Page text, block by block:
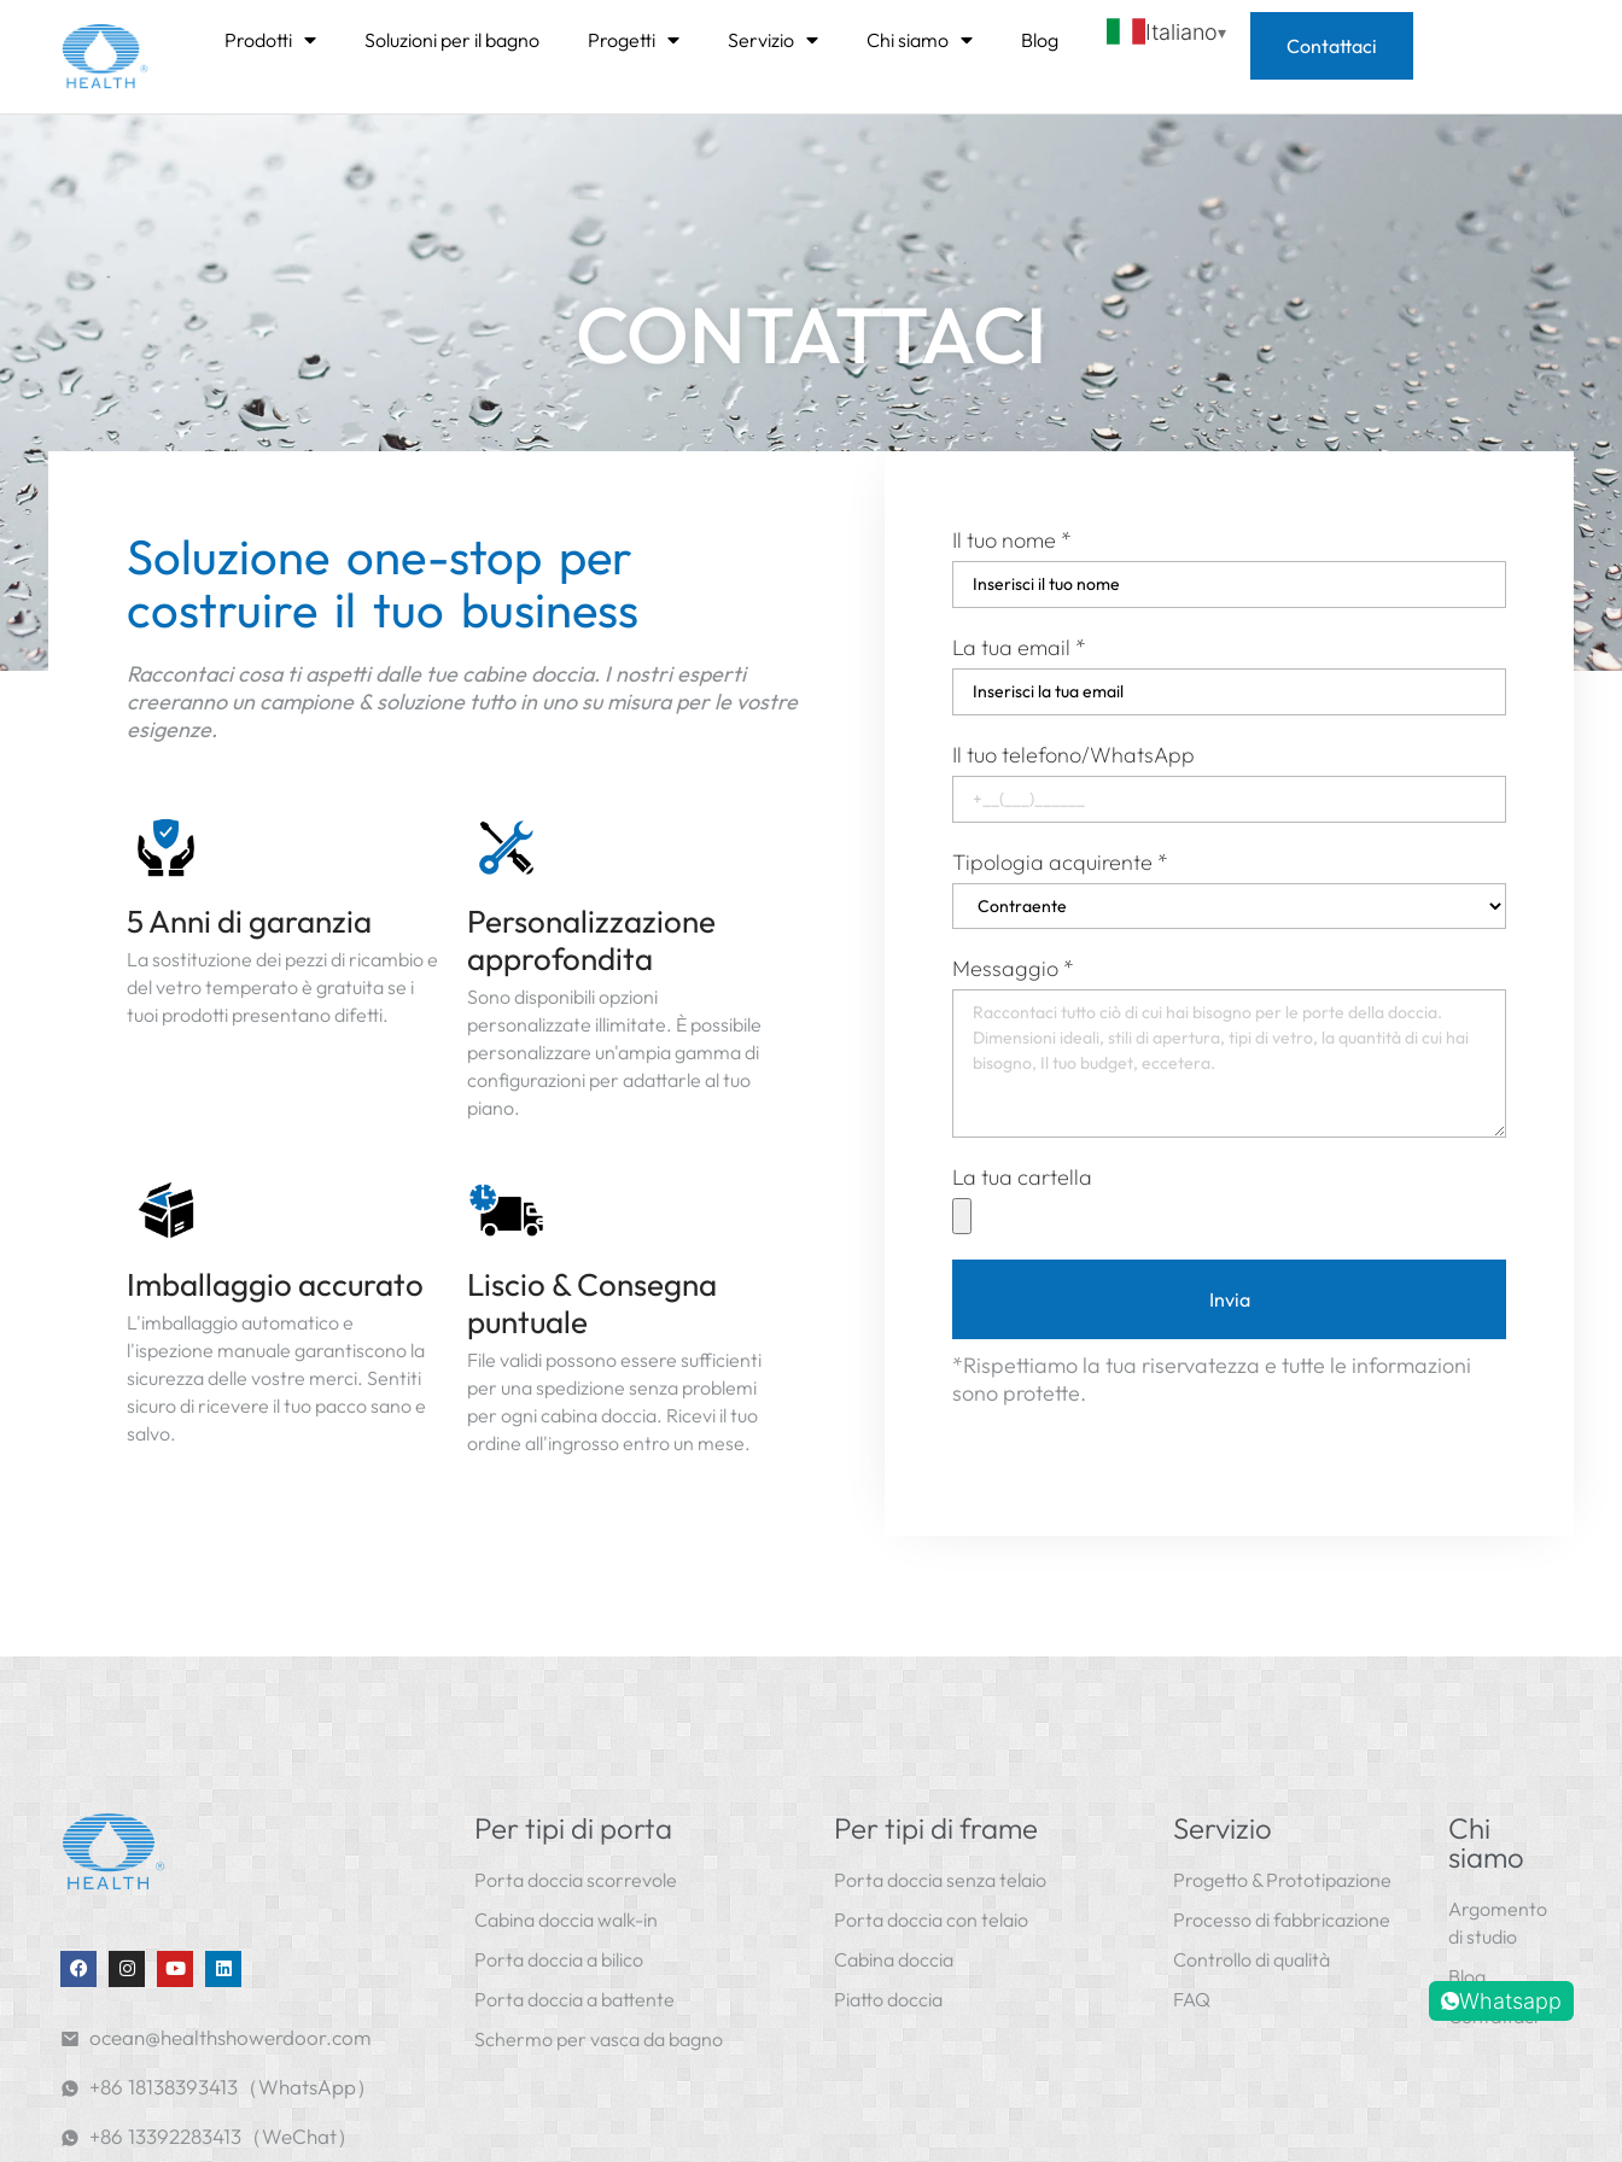
Prodotti Soluzioni per il bagno Progetti Servizio Chi siamo Blog Italiano
Contattaci
Casa > Contatto
CONTATTACI
Soluzione one-stop per
costruire il tuo business
Raccontaci cosa ti aspetti dalle tue cabine doccia. I nostri esperti
creeranno un campione & soluzione tutto in uno su misura per le vostre
esigenze.
5 Anni di garanzia
La sostituzione dei pezzi di ricambio e
del vetro temperato è gratuita se i
tuoi prodotti presentano difetti.
Personalizzazione
approfondita
Sono disponibili opzioni
personalizzate illimitate. È possibile
personalizzare un'ampia gamma di
configurazioni per adattarle al tuo
piano.
Imballaggio accurato
L'imballaggio automatico e
l'ispezione manuale garantiscono la
sicurezza delle vostre merci. Sentiti
sicuro di ricevere il tuo pacco sano e
salvo.
Liscio & Consegna
puntuale
File validi possono essere sufficienti
per una spedizione senza problemi
per ogni cabina doccia. Ricevi il tuo
ordine all'ingrosso entro un mese.
Il tuo nome *
La tua email *
Il tuo telefono/WhatsApp
Tipologia acquirente *
Messaggio *
La tua cartella
Invia
*Rispettiamo la tua riservatezza e tutte le informazioni
sono protette.
ocean@healthshowerdoor.com
+86 18138393413（WhatsApp）
+86 13392283413（WeChat）
Per tipi di porta
Porta doccia scorrevole
Cabina doccia walk-in
Porta doccia a bilico
Porta doccia a battente
Schermo per vasca da bagno
Per tipi di frame
Porta doccia senza telaio
Porta doccia con telaio
Cabina doccia
Piatto doccia
Servizio
Progetto & Prototipazione
Processo di fabbricazione
Controllo di qualità
FAQ
Chi
siamo
Argomento
di studio
Blog
Contattaci
Whatsapp